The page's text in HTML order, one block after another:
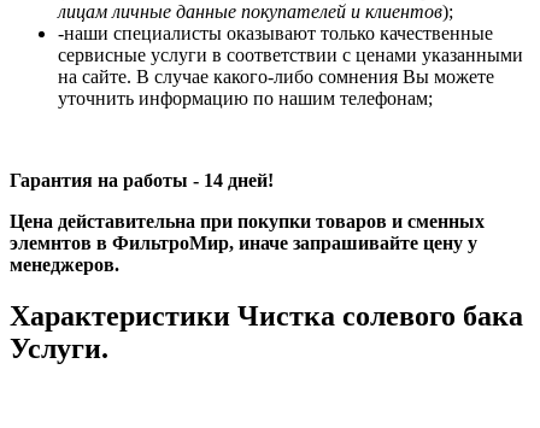
лицам личные данные покупателей и клиентов);
-наши специалисты оказывают только качественные
сервисные услуги в соответствии с ценами указанными
на сайте. В случае какого-либо сомнения Вы можете
уточнить информацию по нашим телефонам;
Гарантия на работы - 14 дней!
Цена дейставительна при покупки товаров и сменных
элемнтов в ФильтроМир, иначе запрашивайте цену у
менеджеров.
Характеристики Чистка солевого бака
Услуги.